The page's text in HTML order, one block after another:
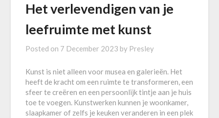
Het verlevendigen van je
leefruimte met kunst
Posted on 7 December 2023 by Presley
Kunst is niet alleen voor musea en galerieën. Het
heeft de kracht om een ruimte te transformeren, een
sfeer te creëren en een persoonlijk tintje aan je huis
toe te voegen. Kunstwerken kunnen je woonkamer,
slaapkamer of zelfs je keuken veranderen in een plek